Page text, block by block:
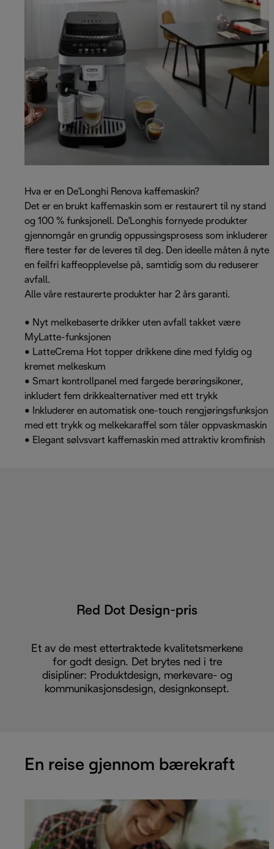
Hva er en De'Longhi Renova kaffemaskin?
Det er en brukt kaffemaskin som er restaurert til ny stand
og 100 % funksjonell. De'Longhis fornyede produkter
gjennomgår en grundig oppussingsprosess som inkluderer
flere tester før de leveres til deg. Den ideelle måten å nyte
en feilfri kaffeopplevelse på, samtidig som du reduserer
avfall.
Alle våre restaurerte produkter har 2 års garanti.
• Nyt melkebaserte drikker uten avfall takket være
MyLatte-funksjonen
• LatteCrema Hot topper drikkene dine med fyldig og
kremet melkeskum
• Smart kontrollpanel med fargede berøringsikoner,
inkludert fem drikkealternativer med ett trykk
• Inkluderer en automatisk one-touch rengjøringsfunksjon
med ett trykk og melkekaraffel som tåler oppvaskmaskin
• Elegant sølvsvart kaffemaskin med attraktiv kromfinish
Red Dot Design-pris
Et av de mest ettertraktede kvalitetsmerkene
for godt design. Det brytes ned i tre
disipliner: Produktdesign, merkevare- og
kommunikasjonsdesign, designkonsept.
En reise gjennom bærekraft